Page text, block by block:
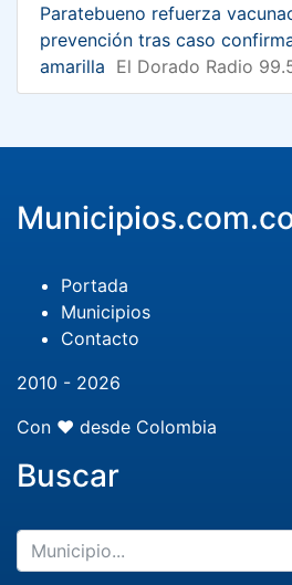
Paratebueno refuerza
prevención tras caso
amarilla El Dorado Radio
Portada
Municipios
Contacto
2010 - 2026
Con ❤️ desde Colombia
Buscar